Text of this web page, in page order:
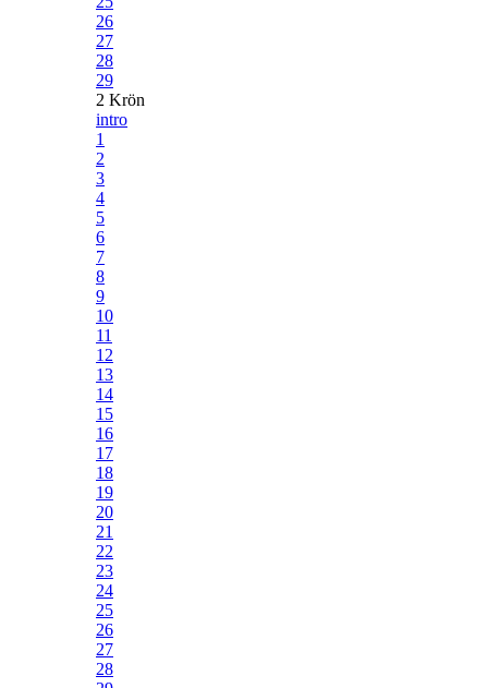
26
27
28
29
2 Krön
intro
1
2
3
4
5
6
7
8
9
10
11
12
13
14
15
16
17
18
19
20
21
22
23
24
25
26
27
28